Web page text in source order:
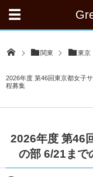
関東 東京
2026年度 第46回東京都女子
程募集
2026年度 第46
の部 6/21ま